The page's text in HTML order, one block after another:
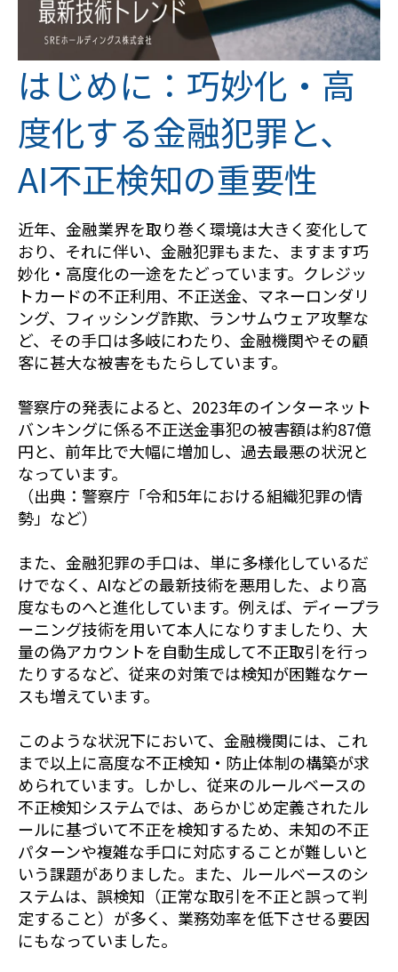
はじめに：巧妙化・高
度化する金融犯罪と、
AI不正検知の重要性
近年、金融業界を取り巻く環境は大きく変化して
おり、それに伴い、金融犯罪もまた、ますます巧
妙化・高度化の一途をたどっています。クレジッ
トカードの不正利用、不正送金、マネーロンダリ
ング、フィッシング詐欺、ランサムウェア攻撃な
ど、その手口は多岐にわたり、金融機関やその顧
客に甚大な被害をもたらしています。
警察庁の発表によると、2023年のインターネット
バンキングに係る不正送金事犯の被害額は約87億
円と、前年比で大幅に増加し、過去最悪の状況と
なっています。
（出典：警察庁「令和5年における組織犯罪の情
勢」など）
また、金融犯罪の手口は、単に多様化しているだ
けでなく、AIなどの最新技術を悪用した、より高
度なものへと進化しています。例えば、ディープラ
ーニング技術を用いて本人になりすましたり、大
量の偽アカウントを自動生成して不正取引を行っ
たりするなど、従来の対策では検知が困難なケー
スも増えています。
このような状況下において、金融機関には、これ
まで以上に高度な不正検知・防止体制の構築が求
められています。しかし、従来のルールベースの
不正検知システムでは、あらかじめ定義されたル
ールに基づいて不正を検知するため、未知の不正
パターンや複雑な手口に対応することが難しいと
いう課題がありました。また、ルールベースのシ
ステムは、誤検知（正常な取引を不正と誤って判
定すること）が多く、業務効率を低下させる要因
にもなっていました。